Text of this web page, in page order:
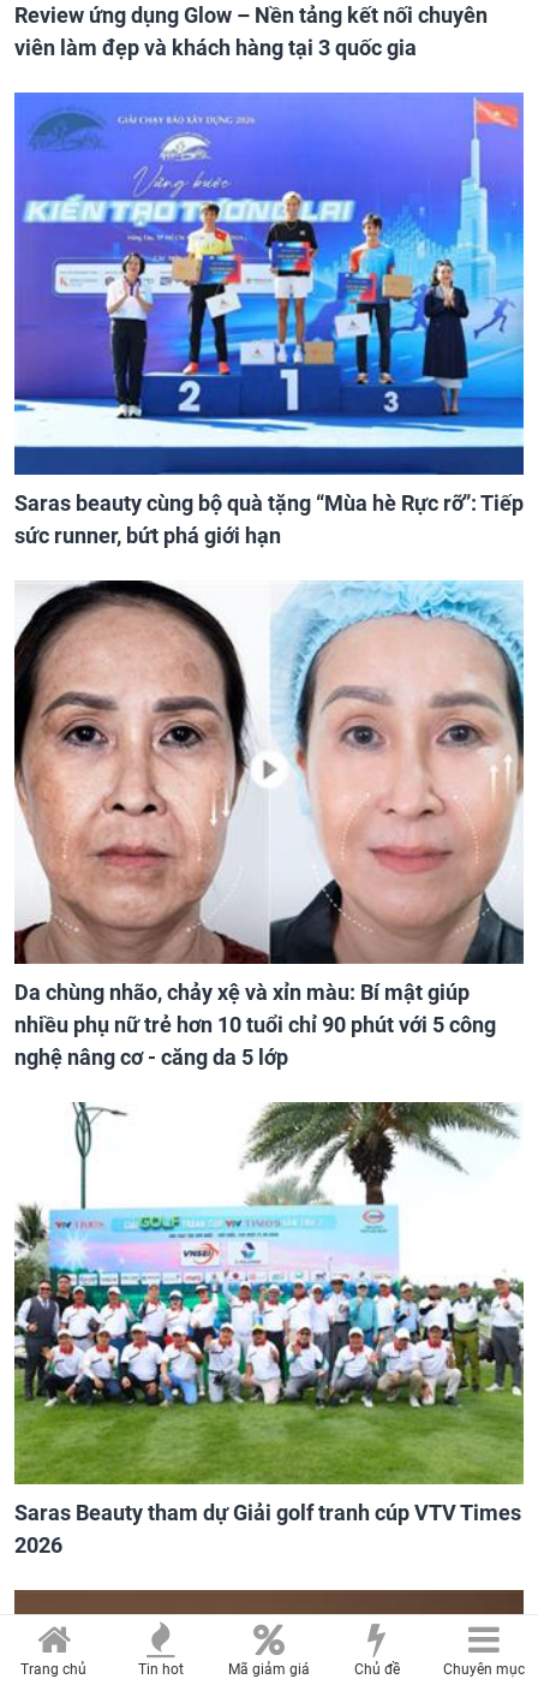
Review ứng dụng Glow – Nền tảng kết nối chuyên
viên làm đẹp và khách hàng tại 3 quốc gia
Saras beauty cùng bộ quà tặng “Mùa hè Rực rỡ”: Tiếp
sức runner, bứt phá giới hạn
Da chùng nhão, chảy xệ và xỉn màu: Bí mật giúp
nhiều phụ nữ trẻ hơn 10 tuổi chỉ 90 phút với 5 công
nghệ nâng cơ - căng da 5 lớp
Saras Beauty tham dự Giải golf tranh cúp VTV Times
2026
Trang chủ Tin hot Mã giảm giá Chủ đề Chuyên mục